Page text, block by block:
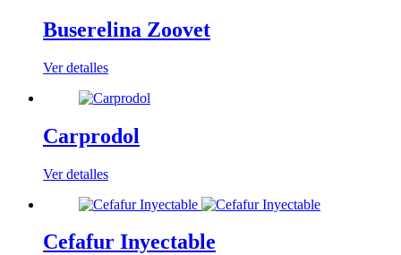
Buserelina Zoovet
Ver detalles
Carprodol
Ver detalles
Cefafur Inyectable